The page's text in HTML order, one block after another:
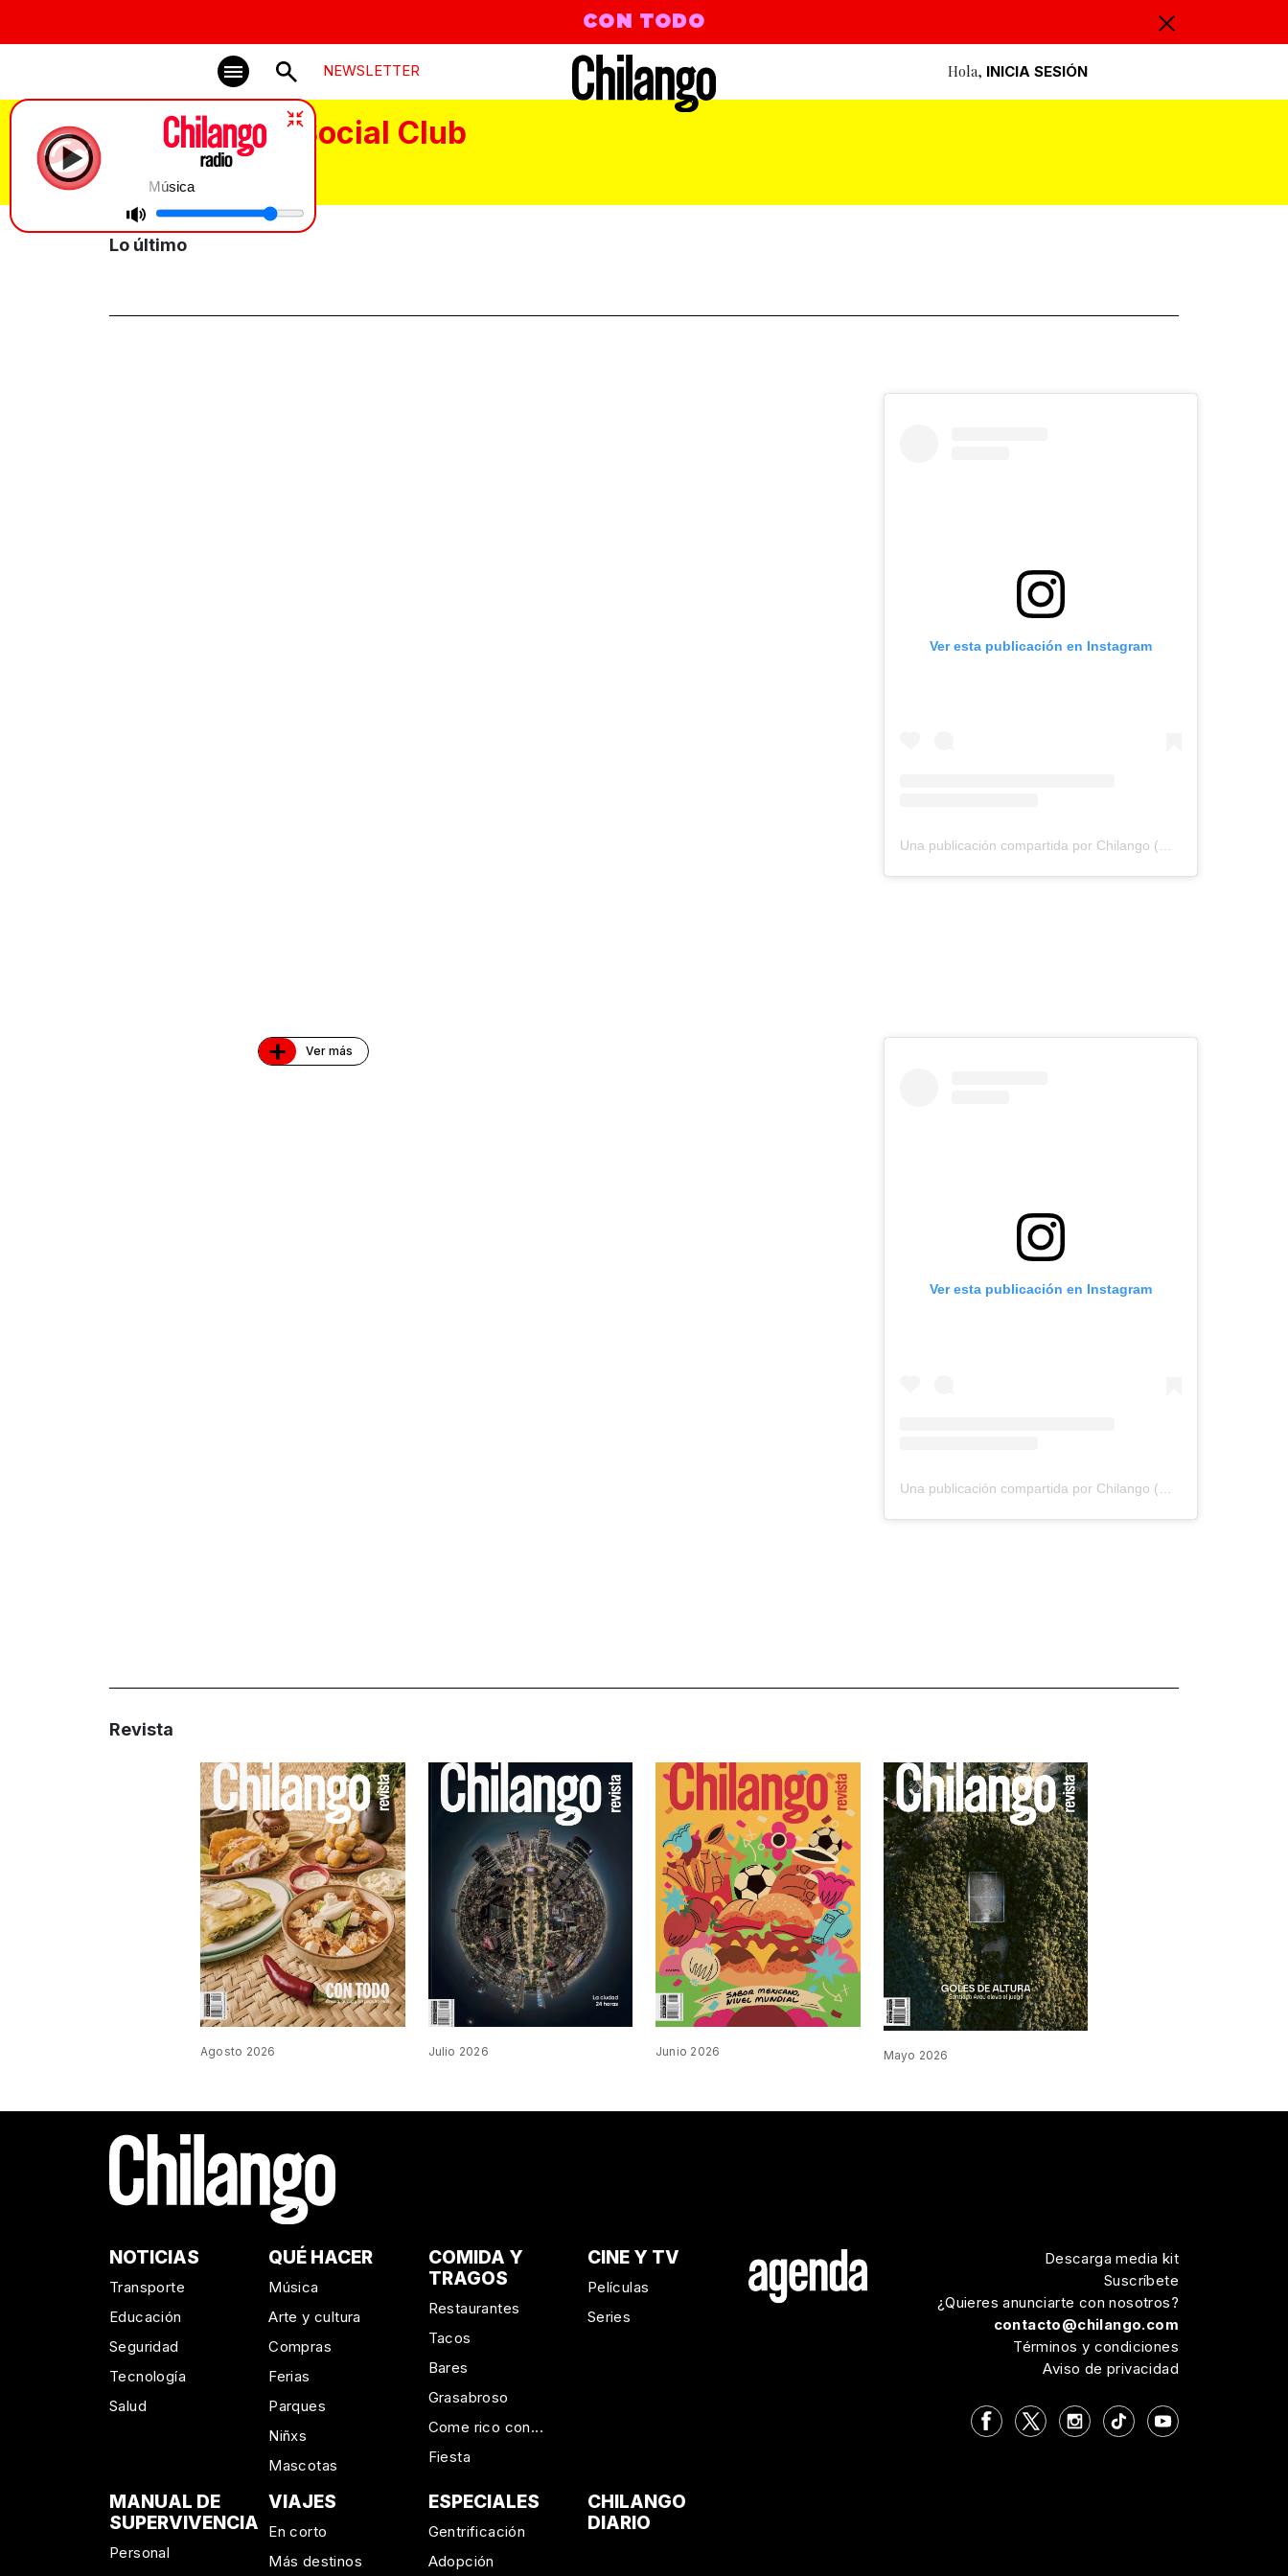
CON TODO
NEWSLETTER Hola, INICIA SESIÓN
Música
Buena Vista Social Club
Lo último
Ver esta publicación en Instagram
+ Ver más
Ver esta publicación en Instagram
Una publicación compartida por Chilango (@chilangocom)
Revista
Agosto 2026 Julio 2026 Junio 2026 Mayo 2026
NOTICIAS
Transporte
Educación
Seguridad
Tecnología
Salud
QUÉ HACER
Música
Arte y cultura
Compras
Ferias
Parques
Niñxs
Mascotas
COMIDA Y
TRAGOS
Restaurantes
Tacos
Bares
Grasabroso
Come rico con...
Fiesta
CINE Y TV
Películas
Series
MANUAL DE
SUPERVIVENCIA
Personal
VIAJES
En corto
Más destinos
ESPECIALES
Gentrificación
Adopción
CHILANGO
DIARIO
Descarga media kit
Suscríbete
¿Quieres anunciarte con nosotros?
contacto@chilango.com
Términos y condiciones
Aviso de privacidad